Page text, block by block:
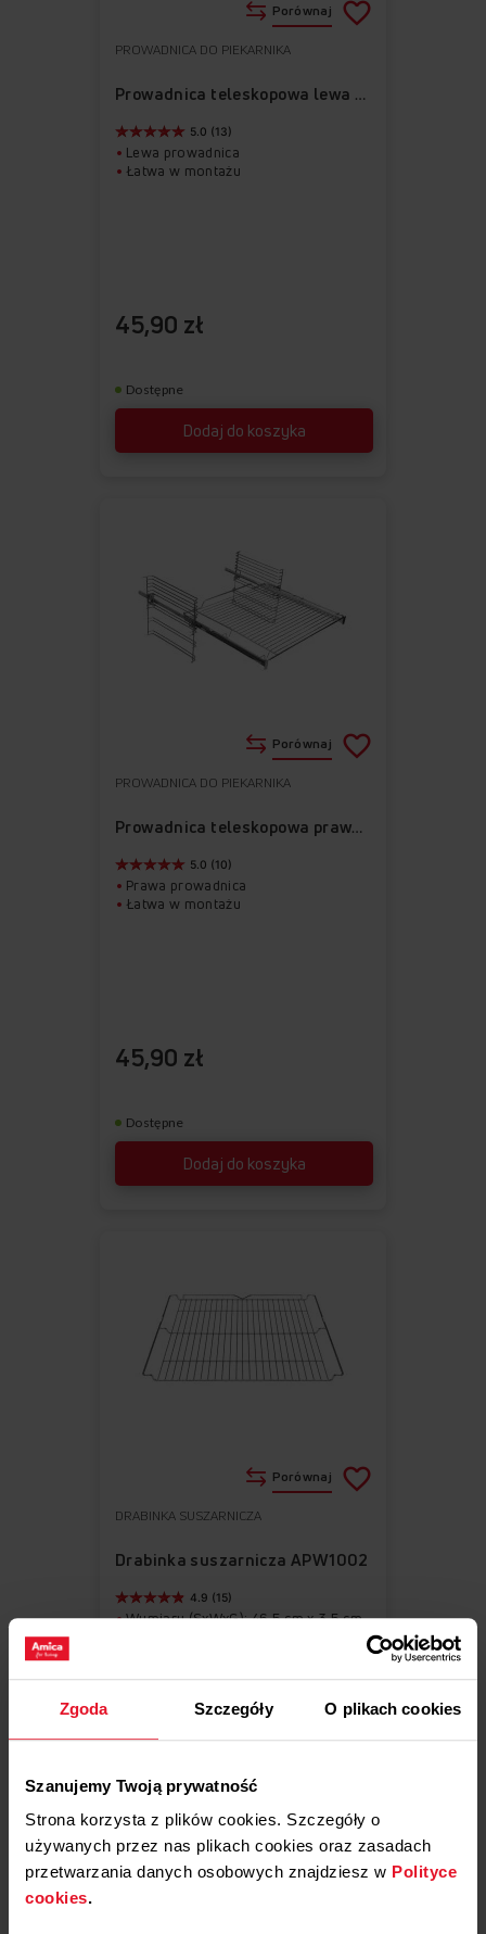
Zgoda Szczegóły O plikach cookies
Szanujemy Twoją prywatność
Strona korzysta z plików cookies. Szczegóły o
używanych przez nas plikach cookies oraz zasadach
przetwarzania danych osobowych znajdziesz w Polityce
cookies.
PROWADNICA DO PIEKARNIKA
Prowadnica teleskopowa lewa APG1003
Dodaj do koszyka
5.0 (13)
Lewa prowadnica
Łatwa w montażu
45,90 zł
Dostępne
Porównaj
PROWADNICA DO PIEKARNIKA
Prowadnica teleskopowa prawa APG1004
Dodaj do koszyka
5.0 (10)
Prawa prowadnica
Łatwa w montażu
45,90 zł
Dostępne
Porównaj
DRABINKA SUSZARNICZA
Drabinka suszarnicza APW1002
4.9 (15)
Wymiary (SxWxG): 46.5 cm x 3.5 cm
49,90 zł
Dostępne
Porównaj
ulubionych
z